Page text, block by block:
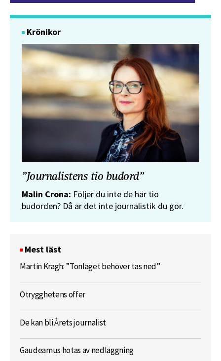
Krönikor
”Journalistens tio budord”
Malin Crona: Följer du inte de här tio
budorden? Då är det inte journalistik du gör.
Mest läst
Martin Kragh: ”Tonläget behöver tas ned”
Otrygghetens offer
De kan bli Årets journalist
Gaudeamus hotas av nedläggning